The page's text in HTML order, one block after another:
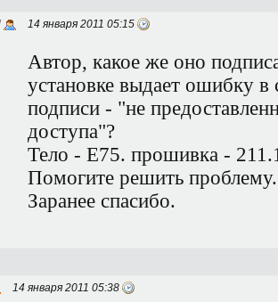
14 января 2011 05:15
Автор, какое же оно
установке выдает ошибку в
подписи - "не
доступа"?
Тело - E75. прошивка -
Помогите решить проблему.
Заранее спасибо.
14 января 2011 05:38